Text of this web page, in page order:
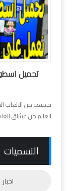
العالم من عشاق العاب
التسميات
اخبار